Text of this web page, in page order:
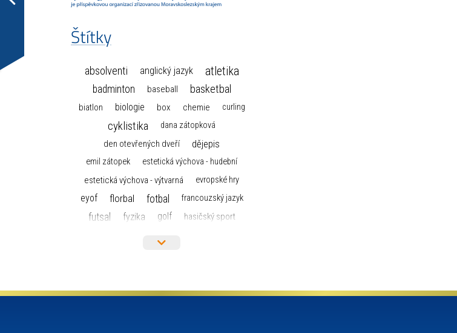
Štítky
absolventi anglický jazyk atletika
badminton baseball basketbal
biatlon biologie box chemie curling
cyklistika dana zátopková
den otevřených dveří dějepis
emil zátopek estetická výchova - hudební
estetická výchova - výtvarná evropské hry
eyof florbal fotbal francouzský jazyk
futsal fyzika golf hasičský sport
krasobruslení
kultura a historie